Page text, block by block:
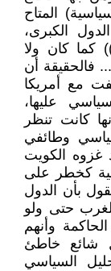
المتاح
الكبرى،
كما كان ولا
فالحقيقة أن
مع أمريكا
عليها،
كانت تنظر
وطائفي
غزوه الكويت
كخطر على
بأن الدول
حتى ولو
وأنهم
شائع خاطئ
السياسي